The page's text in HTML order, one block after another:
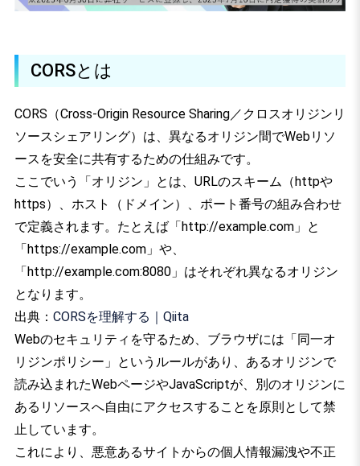
CORSとは
CORS（Cross-Origin Resource Sharing／クロスオリジンリ
ソースシェアリング）は、異なるオリジン間でWebリソ
ースを安全に共有するための仕組みです。
ここでいう「オリジン」とは、URLのスキーム（httpや
https）、ホスト（ドメイン）、ポート番号の組み合わせ
で定義されます。たとえば「http://example.com」と
「https://example.com」や、
「http://example.com:8080」はそれぞれ異なるオリジン
となります。
出典： CORSを理解する｜Qiita
Webのセキュリティを守るため、ブラウザには「同一オ
リジンポリシー」というルールがあり、あるオリジンで
読み込まれたWebページやJavaScriptが、別のオリジンに
あるリソースへ自由にアクセスすることを原則として禁
止しています。
これにより、悪意あるサイトからの個人情報漏洩や不正